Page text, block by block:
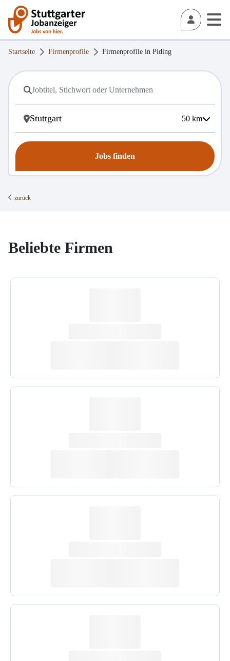
Startseite Firmenprofile Firmenprofile in Piding
50 km
Jobs finden
zurück
Beliebte Firmen